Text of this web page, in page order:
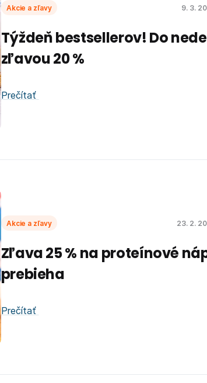
Akcie a zľavy 9. 3.
Týždeň bestsellerov! Do
zľavou 20 %
Prečítať
Akcie a zľavy 23. 2.
Zľava 25 % na proteínové
prebieha
Prečítať